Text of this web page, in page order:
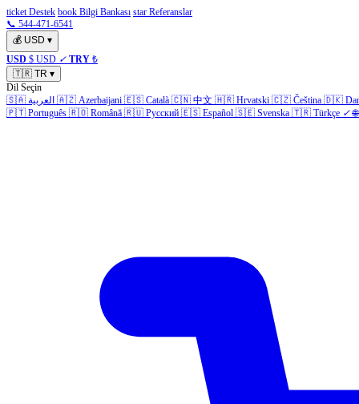
ticket Destek book Bilgi Bankası star Referanslar
📞 544-471-6541
💰 USD ▾
USD $ USD ✓ TRY ₺
🇹🇷 TR ▾
Dil Seçin
🇸🇦 العربية 🇦🇿 Azerbaijani 🇪🇸 Català 🇨🇳 中文 🇭🇷 Hrvatski 🇨🇿 Čeština 🇩🇰
🇵🇹 Português 🇷🇴 Română 🇷🇺 Русский 🇪🇸 Español 🇸🇪 Svenska 🇹🇷 Türkçe ✓ 🌐